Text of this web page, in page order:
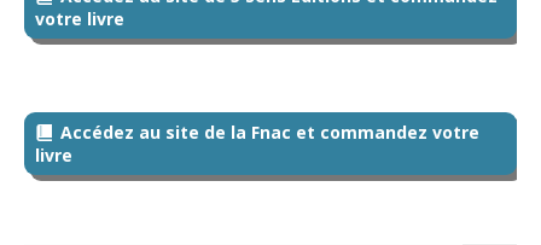
votre livre
Accédez au site de la Fnac et commandez votre
livre